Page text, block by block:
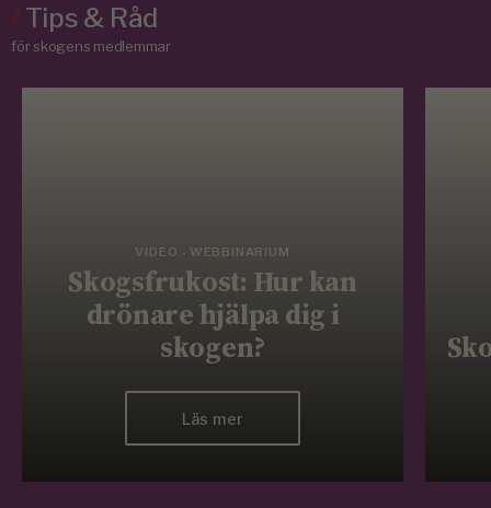
/Tips & Råd
för skogens medlemmar
VIDEO - WEBBINARIUM
Skogsfrukost: Hur kan
drönare hjälpa dig i
skogen?
Läs mer